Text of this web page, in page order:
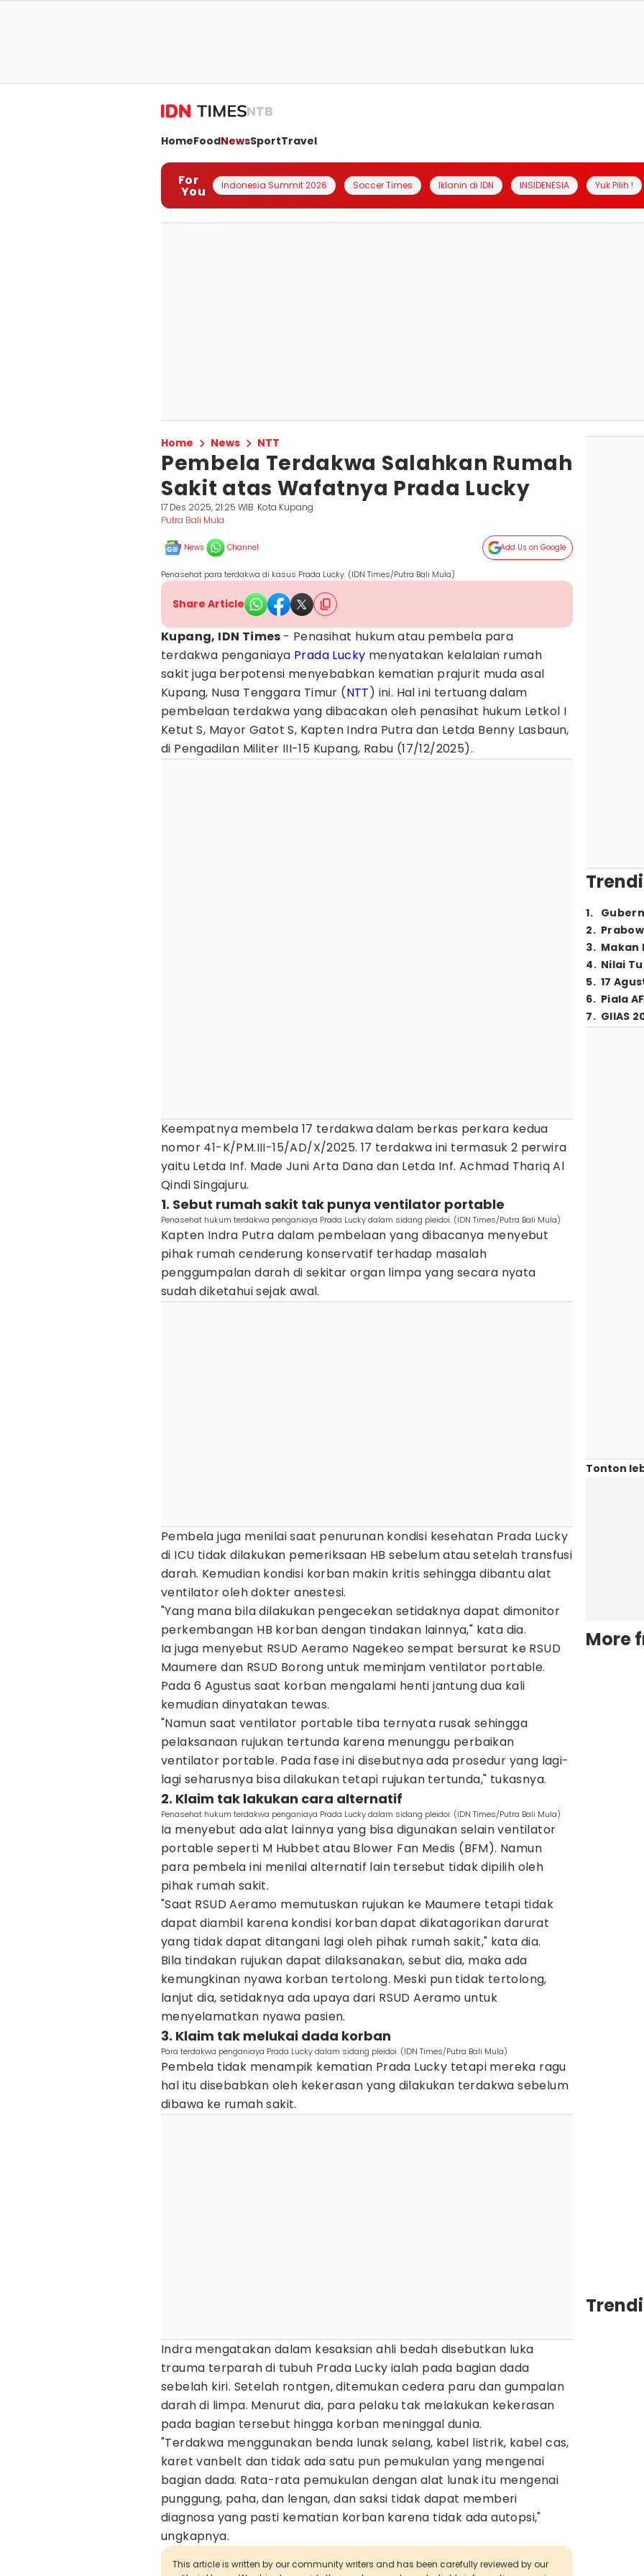
NTB
HomeFoodNewsSportTravel
For
You Indonesia Summit 2026 Soccer Times Iklanin di IDN INSIDENESIA Yuk Pilih !
Home News NTT
Pembela Terdakwa Salahkan Rumah
Sakit atas Wafatnya Prada Lucky
17 Des 2025, 21:25 WIB Kota Kupang
Putra Bali Mula
News Channel Add Us on Google
Penasehat para terdakwa di kasus Prada Lucky. (IDN Times/Putra Bali Mula)
Share Article
Kupang, IDN Times - Penasihat hukum atau pembela para
terdakwa penganiaya Prada Lucky menyatakan kelalaian rumah
sakit juga berpotensi menyebabkan kematian prajurit muda asal
Kupang, Nusa Tenggara Timur (NTT) ini. Hal ini tertuang dalam
pembelaan terdakwa yang dibacakan oleh penasihat hukum Letkol I
Ketut S, Mayor Gatot S, Kapten Indra Putra dan Letda Benny Lasbaun,
di Pengadilan Militer III-15 Kupang, Rabu (17/12/2025).
Keempatnya membela 17 terdakwa dalam berkas perkara kedua
nomor 41-K/PM.III-15/AD/X/2025. 17 terdakwa ini termasuk 2 perwira
yaitu Letda Inf. Made Juni Arta Dana dan Letda Inf. Achmad Thariq Al
Qindi Singajuru.
1. Sebut rumah sakit tak punya ventilator portable
Penasehat hukum terdakwa penganiaya Prada Lucky dalam sidang pleidoi. (IDN Times/Putra Bali Mula)
Kapten Indra Putra dalam pembelaan yang dibacanya menyebut
pihak rumah cenderung konservatif terhadap masalah
penggumpalan darah di sekitar organ limpa yang secara nyata
sudah diketahui sejak awal.
Pembela juga menilai saat penurunan kondisi kesehatan Prada Lucky
di ICU tidak dilakukan pemeriksaan HB sebelum atau setelah transfusi
darah. Kemudian kondisi korban makin kritis sehingga dibantu alat
ventilator oleh dokter anestesi.
"Yang mana bila dilakukan pengecekan setidaknya dapat dimonitor
perkembangan HB korban dengan tindakan lainnya," kata dia.
Ia juga menyebut RSUD Aeramo Nagekeo sempat bersurat ke RSUD
Maumere dan RSUD Borong untuk meminjam ventilator portable.
Pada 6 Agustus saat korban mengalami henti jantung dua kali
kemudian dinyatakan tewas.
"Namun saat ventilator portable tiba ternyata rusak sehingga
pelaksanaan rujukan tertunda karena menunggu perbaikan
ventilator portable. Pada fase ini disebutnya ada prosedur yang lagi-
lagi seharusnya bisa dilakukan tetapi rujukan tertunda," tukasnya.
2. Klaim tak lakukan cara alternatif
Penasehat hukum terdakwa penganiaya Prada Lucky dalam sidang pleidoi. (IDN Times/Putra Bali Mula)
Ia menyebut ada alat lainnya yang bisa digunakan selain ventilator
portable seperti M Hubbet atau Blower Fan Medis (BFM). Namun
para pembela ini menilai alternatif lain tersebut tidak dipilih oleh
pihak rumah sakit.
"Saat RSUD Aeramo memutuskan rujukan ke Maumere tetapi tidak
dapat diambil karena kondisi korban dapat dikatagorikan darurat
yang tidak dapat ditangani lagi oleh pihak rumah sakit," kata dia.
Bila tindakan rujukan dapat dilaksanakan, sebut dia, maka ada
kemungkinan nyawa korban tertolong. Meski pun tidak tertolong,
lanjut dia, setidaknya ada upaya dari RSUD Aeramo untuk
menyelamatkan nyawa pasien.
3. Klaim tak melukai dada korban
Para terdakwa penganiaya Prada Lucky dalam sidang pleidoi. (IDN Times/Putra Bali Mula)
Pembela tidak menampik kematian Prada Lucky tetapi mereka ragu
hal itu disebabkan oleh kekerasan yang dilakukan terdakwa sebelum
dibawa ke rumah sakit.
Indra mengatakan dalam kesaksian ahli bedah disebutkan luka
trauma terparah di tubuh Prada Lucky ialah pada bagian dada
sebelah kiri. Setelah rontgen, ditemukan cedera paru dan gumpalan
darah di limpa. Menurut dia, para pelaku tak melakukan kekerasan
pada bagian tersebut hingga korban meninggal dunia.
"Terdakwa menggunakan benda lunak selang, kabel listrik, kabel cas,
karet vanbelt dan tidak ada satu pun pemukulan yang mengenai
bagian dada. Rata-rata pemukulan dengan alat lunak itu mengenai
punggung, paha, dan lengan, dan saksi tidak dapat memberi
diagnosa yang pasti kematian korban karena tidak ada autopsi,"
ungkapnya.
This article is written by our community writers and has been carefully reviewed by our
1.
2.
3. Makan
4. Nilai
5. 17
6. Piala
7. GIIAS
Tonton
More